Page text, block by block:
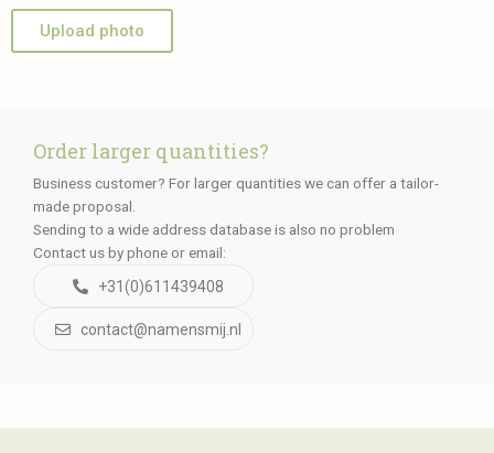
Upload photo
Order larger quantities?
Business customer? For larger quantities we can offer a tailor-
made proposal.
Sending to a wide address database is also no problem
Contact us by phone or email:
+31(0)611439408
contact@namensmij.nl